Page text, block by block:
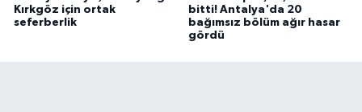
Kırkgöz için ortak
seferberlik
bitti! Antalya'da 20
bağımsız bölüm ağır hasar
gördü